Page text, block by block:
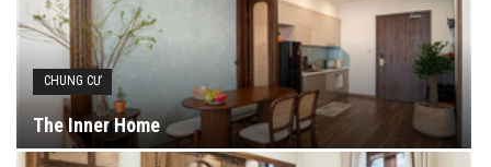
CHUNG CƯ
The Inner Home